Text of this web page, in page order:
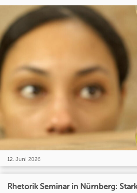
12. Juni 2026
Rhetorik Seminar in Nürnberg: